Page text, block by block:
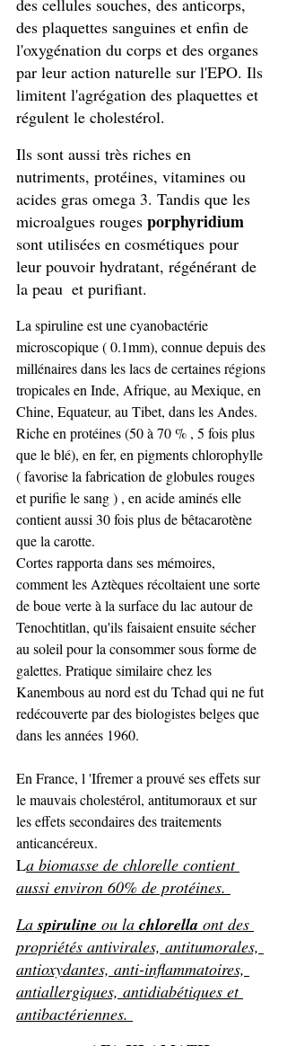
des cellules souches, des anticorps,
des plaquettes sanguines et enfin de
l'oxygénation du corps et des organes
par leur action naturelle sur l'EPO. Ils
limitent l'agrégation des plaquettes et
régulent le cholestérol.
Ils sont aussi très riches en
nutriments, protéines, vitamines ou
acides gras omega 3. Tandis que les
microalgues rouges porphyridium
sont utilisées en cosmétiques pour
leur pouvoir hydratant, régénérant de
la peau  et purifiant.
La spiruline est une cyanobactérie
microscopique ( 0.1mm), connue depuis des
millénaires dans les lacs de certaines régions
tropicales en Inde, Afrique, au Mexique, en
Chine, Equateur, au Tibet, dans les Andes.
Riche en protéines (50 à 70 % , 5 fois plus
que le blé), en fer, en pigments chlorophylle
( favorise la fabrication de globules rouges
et purifie le sang ) , en acide aminés elle
contient aussi 30 fois plus de bêtacarotène
que la carotte.
Cortes rapporta dans ses mémoires,
comment les Aztèques récoltaient une sorte
de boue verte à la surface du lac autour de
Tenochtitlan, qu'ils faisaient ensuite sécher
au soleil pour la consommer sous forme de
galettes. Pratique similaire chez les
Kanembous au nord est du Tchad qui ne fut
redécouverte par des biologistes belges que
dans les années 1960.
En France, l 'Ifremer a prouvé ses effets sur
le mauvais cholestérol, antitumoraux et sur
les effets secondaires des traitements
anticancéreux.
La biomasse de chlorelle contient
aussi environ 60% de protéines.
La spiruline ou la chlorella ont des
propriétés antivirales, antitumorales,
antioxydantes, anti-inflammatoires,
antiallergiques, antidiabétiques et
antibactériennes.